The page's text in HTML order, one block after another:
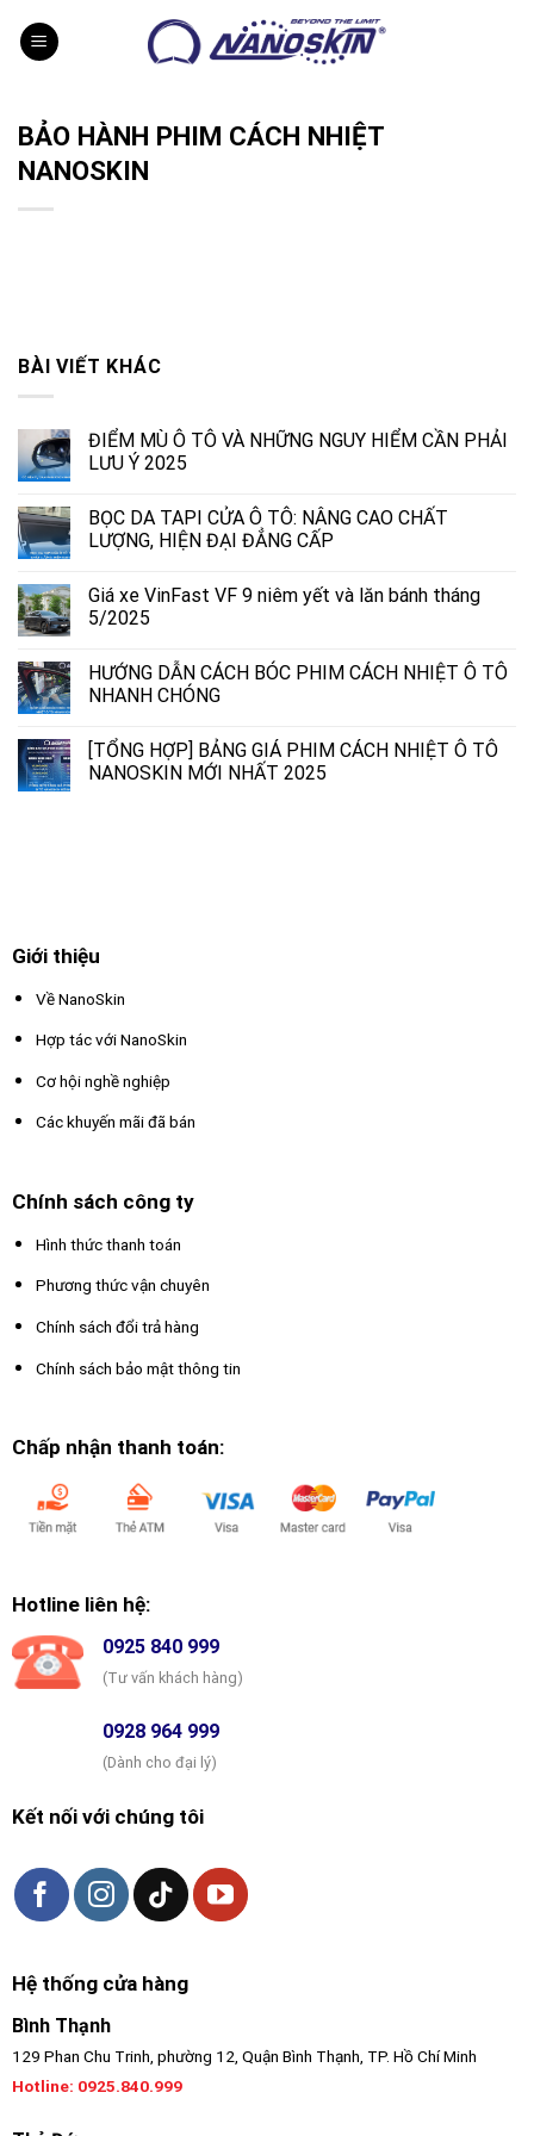
BẢO HÀNH PHIM CÁCH NHIỆT
NANOSKIN
BÀI VIẾT KHÁC
ĐIỂM MÙ Ô TÔ VÀ NHỮNG NGUY HIỂM CẦN PHẢI
LƯU Ý 2025
BỌC DA TAPI CỬA Ô TÔ: NÂNG CAO CHẤT
LƯỢNG, HIỆN ĐẠI ĐẲNG CẤP
Giá xe VinFast VF 9 niêm yết và lăn bánh tháng
5/2025
HƯỚNG DẪN CÁCH BÓC PHIM CÁCH NHIỆT Ô TÔ
NHANH CHÓNG
[TỔNG HỢP] BẢNG GIÁ PHIM CÁCH NHIỆT Ô TÔ
NANOSKIN MỚI NHẤT 2025
Giới thiệu
Về NanoSkin
Hợp tác với NanoSkin
Cơ hội nghề nghiệp
Các khuyến mãi đã bán
Chính sách công ty
Hình thức thanh toán
Phương thức vận chuyên
Chính sách đổi trả hàng
Chính sách bảo mật thông tin
Chấp nhận thanh toán:
Hotline liên hệ:
0925 840 999
(Tư vấn khách hàng)
0928 964 999
(Dành cho đại lý)
Kết nối với chúng tôi
Hệ thống cửa hàng
Bình Thạnh
129 Phan Chu Trinh, phường 12, Quận Bình Thạnh, TP. Hồ Chí Minh
Hotline: 0925.840.999